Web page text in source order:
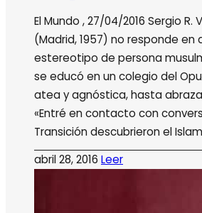
El Mundo , 27/04/2016 Sergio
(Madrid, 1957) no responde en
estereotipo de persona
se educó en un colegio del
atea y agnóstica, hasta
«Entré en contacto con
Transición descubrieron el
abril 28, 2016 Leer